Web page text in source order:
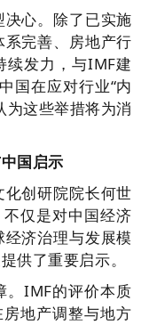
心。除了已实施
完善、房地产行
续发力，与IMF建
国在应对行业“内
为这些举措将为消
国启示
创研院院长何世
仅是对中国经济
济治理与发展模
供了重要启示。
。IMF的评价本质
地产调整与地方